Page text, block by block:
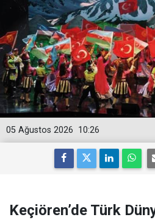
10:26
05 Ağustos 2026
Keçiören’de Türk